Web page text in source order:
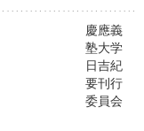
慶應義
塾大学
日吉紀
要刊行
委員会